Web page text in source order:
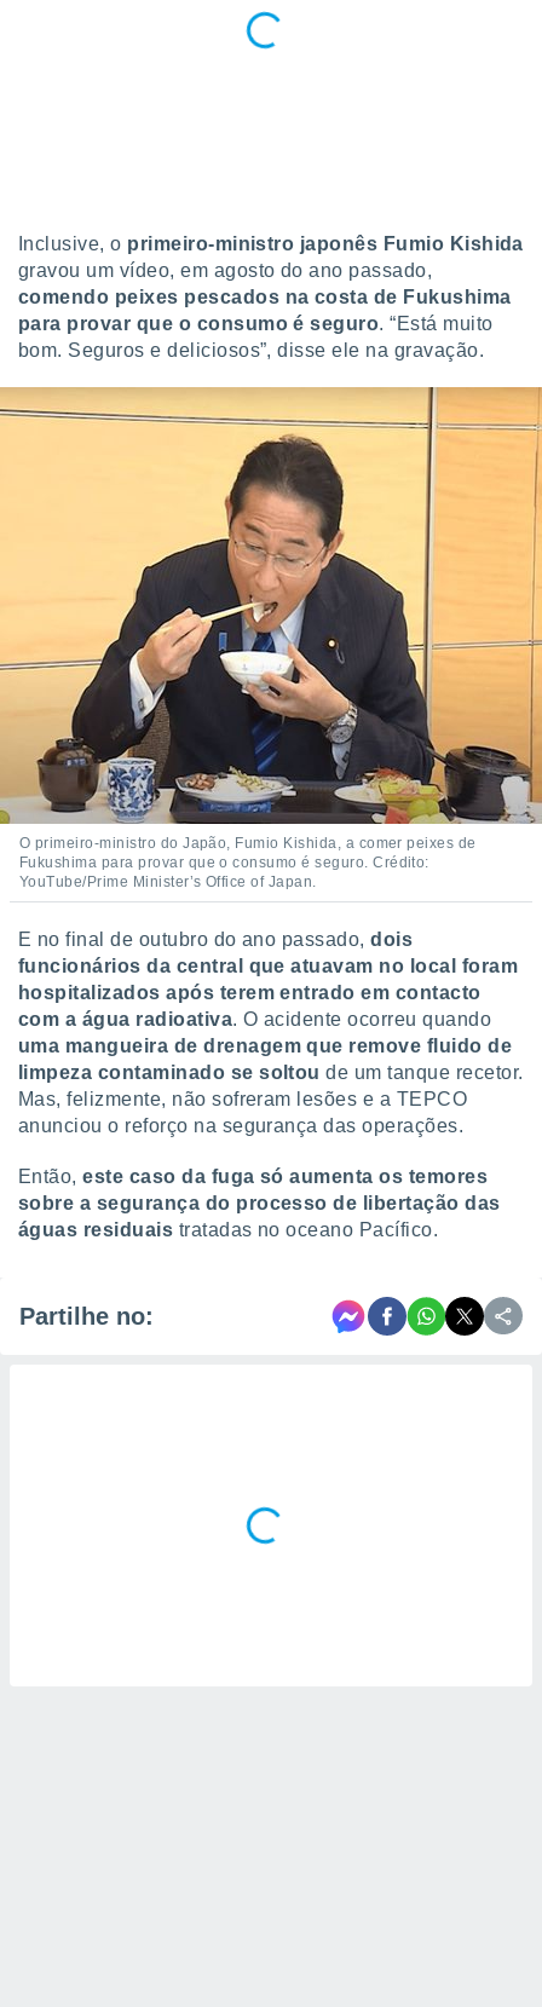
Inclusive, o primeiro-ministro japonês Fumio Kishida
gravou um vídeo, em agosto do ano passado,
comendo peixes pescados na costa de Fukushima
para provar que o consumo é seguro. “Está muito
bom. Seguros e deliciosos”, disse ele na gravação.
O primeiro-ministro do Japão, Fumio Kishida, a comer peixes de
Fukushima para provar que o consumo é seguro. Crédito:
YouTube/Prime Minister’s Office of Japan.
E no final de outubro do ano passado, dois
funcionários da central que atuavam no local foram
hospitalizados após terem entrado em contacto
com a água radioativa. O acidente ocorreu quando
uma mangueira de drenagem que remove fluido de
limpeza contaminado se soltoude um tanque recetor.
Mas, felizmente, não sofreram lesões e a TEPCO
anunciou o reforço na segurança das operações.
Então,este caso da fuga só aumenta os temores
sobre a segurança do processo de libertação das
águas residuais tratadas no oceano Pacífico.
Partilhe no: